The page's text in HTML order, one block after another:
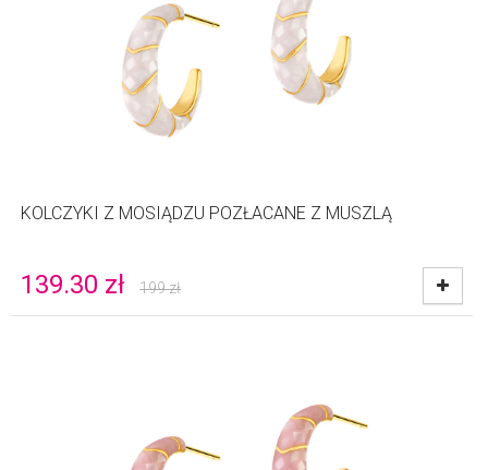
KOLCZYKI Z MOSIĄDZU POZŁACANE Z MUSZLĄ
139.30 zł 199zł